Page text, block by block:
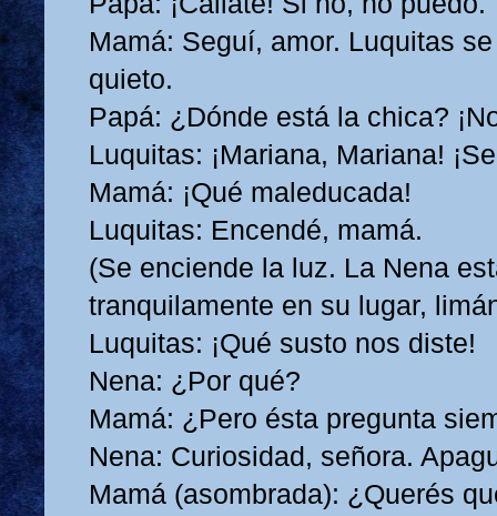
Mamá: Seguí, amor. Luquitas
quieto.
Papá: ¿Dónde está la chica?
Luquitas: ¡Mariana, Mariana!
Mamá: ¡Qué maleducada!
Luquitas: Encendé, mamá.
(Se enciende la luz. La Nena
tranquilamente en su lugar,
Luquitas: ¡Qué susto nos diste!
Nena: ¿Por qué?
Mamá: ¿Pero ésta pregunta
Nena: Curiosidad, señora.
Mamá (asombrada): ¿Querés